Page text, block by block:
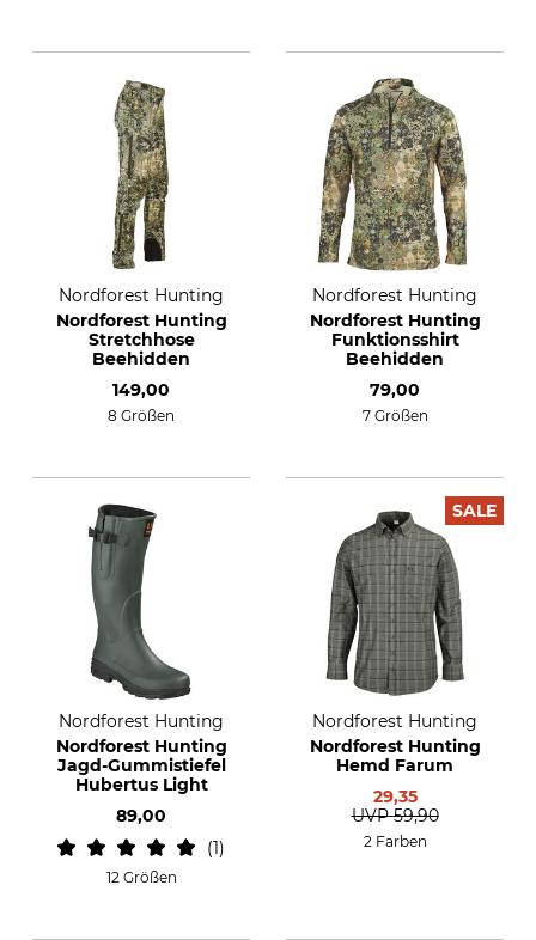
Nordforest Hunting
Nordforest Hunting
Stretchhose
Beehidden
149,00
8 Größen
Nordforest Hunting
Nordforest Hunting
Funktionsshirt
Beehidden
79,00
7 Größen
Nordforest Hunting
Nordforest Hunting
Jagd-Gummistiefel
Hubertus Light
89,00
1
12 Größen
SALE
Nordforest Hunting
Nordforest Hunting
Hemd Farum
29,35
UVP 59,90
2 Farben